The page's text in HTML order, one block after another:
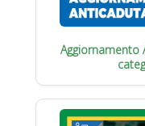
Aggiornamento